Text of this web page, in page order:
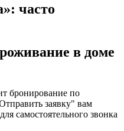
часто
в доме
бронирование по
заявку" вам
самостоятельного звонка